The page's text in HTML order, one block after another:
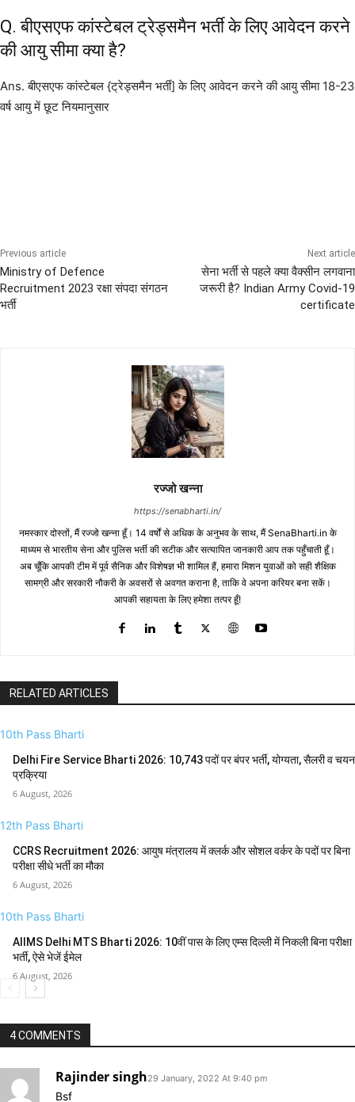
Q. बीएसएफ कांस्टेबल ट्रेड्समैन भर्ती के लिए आवेदन करने
की आयु सीमा क्या है?
Ans. बीएसएफ कांस्टेबल {ट्रेड्समैन भर्ती] के लिए आवेदन करने की आयु सीमा 18-23
वर्ष आयु में छूट नियमानुसार
Previous article
Ministry of Defence
Recruitment 2023 रक्षा संपदा संगठन
भर्ती
Next article
सेना भर्ती से पहले क्या वैक्सीन लगवाना
जरूरी है? Indian Army Covid-19
certificate
रज्जो खन्ना
https://senabharti.in/
नमस्कार दोस्तों, मैं रज्जो खन्ना हूँ। 14 वर्षों से अधिक के अनुभव के साथ, मैं SenaBharti.in के
माध्यम से भारतीय सेना और पुलिस भर्ती की सटीक और सत्यापित जानकारी आप तक पहुँचाती हूँ।
अब चूँकि आपकी टीम में पूर्व सैनिक और विशेषज्ञ भी शामिल हैं, हमारा मिशन युवाओं को सही शैक्षिक
सामग्री और सरकारी नौकरी के अवसरों से अवगत कराना है, ताकि वे अपना करियर बना सकें।
आपकी सहायता के लिए हमेशा तत्पर हूँ!
RELATED ARTICLES
10th Pass Bharti
Delhi Fire Service Bharti 2026: 10,743 पदों पर बंपर भर्ती, योग्यता, सैलरी व चयन
प्रक्रिया
6 August, 2026
12th Pass Bharti
CCRS Recruitment 2026: आयुष मंत्रालय में क्लर्क और सोशल वर्कर के पदों पर बिना
परीक्षा सीधे भर्ती का मौका
6 August, 2026
10th Pass Bharti
AIIMS Delhi MTS Bharti 2026: 10वीं पास के लिए एम्स दिल्ली में निकली बिना परीक्षा
भर्ती, ऐसे भेजें ईमेल
6 August, 2026
4 COMMENTS
Rajinder singh29 January, 2022 At 9:40 pm
Bsf